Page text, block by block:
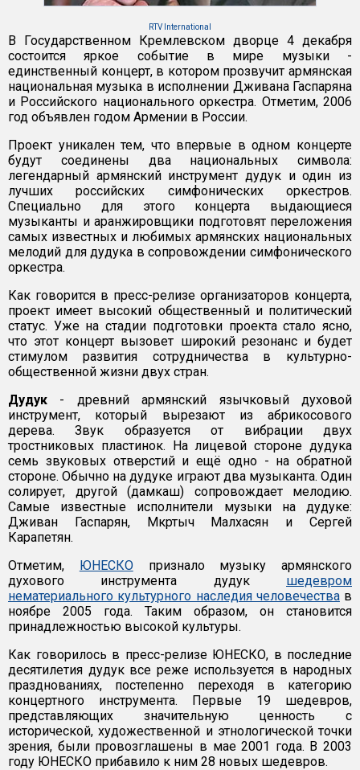
RTV International
В Государственном Кремлевском дворце 4 декабря
состоится яркое событие в мире музыки -
единственный концерт, в котором прозвучит армянская
национальная музыка в исполнении Дживана Гаспаряна
и Российского национального оркестра. Отметим, 2006
год объявлен годом Армении в России.
Проект уникален тем, что впервые в одном концерте
будут соединены два национальных символа:
легендарный армянский инструмент дудук и один из
лучших российских симфонических оркестров.
Специально для этого концерта выдающиеся
музыканты и аранжировщики подготовят переложения
самых известных и любимых армянских национальных
мелодий для дудука в сопровождении симфонического
оркестра.
Как говорится в пресс-релизе организаторов концерта,
проект имеет высокий общественный и политический
статус. Уже на стадии подготовки проекта стало ясно,
что этот концерт вызовет широкий резонанс и будет
стимулом развития сотрудничества в культурно-
общественной жизни двух стран.
Дудук - древний армянский язычковый духовой
инструмент, который вырезают из абрикосового
дерева. Звук образуется от вибрации двух
тростниковых пластинок. На лицевой стороне дудука
семь звуковых отверстий и ещё одно - на обратной
стороне. Обычно на дудуке играют два музыканта. Один
солирует, другой (дамкаш) сопровождает мелодию.
Самые известные исполнители музыки на дудуке:
Дживан Гаспарян, Мкртыч Малхасян и Сергей
Карапетян.
Отметим, ЮНЕСКОпризнало музыку армянского
духового инструмента дудук шедевром
нематериального культурного наследия человечествав
ноябре 2005 года. Таким образом, он становится
принадлежностью высокой культуры.
Как говорилось в пресс-релизе ЮНЕСКО, в последние
десятилетия дудук все реже используется в народных
празднованиях, постепенно переходя в категорию
концертного инструмента. Первые 19 шедевров,
представляющих значительную ценность с
исторической, художественной и этнологической точки
зрения, были провозглашены в мае 2001 года. В 2003
году ЮНЕСКО прибавило к ним 28 новых шедевров.